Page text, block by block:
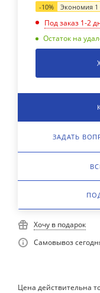
-10% Экономия 1
Под заказ 1-2
Остаток на
ЗАДАТЬ
Хочу в подарок
Самовывоз
Цена действительна